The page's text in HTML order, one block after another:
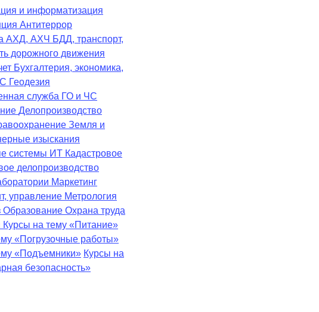
и информатизация
Антитеррор
АХД, АХЧ БДД, транспорт,
дорожного движения
Бухгалтерия, экономика,
Геодезия
служба ГО и ЧС
Делопроизводство
Земля и
изыскания
системы ИТ Кадастровое
делопроизводство
Маркетинг
управление Метрология
Образование Охрана труда
Курсы на тему «Питание»
«Погрузочные работы»
«Подъемники» Курсы на
безопасность»